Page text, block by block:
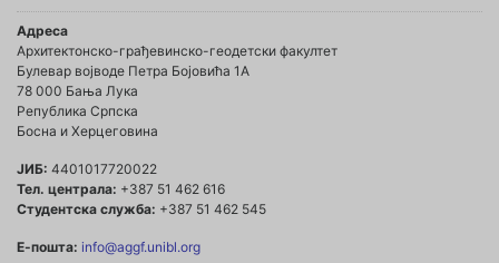
Адреса
Архитектонско-грађевинско-геодетски факултет
Булевар војводе Петра Бојовића 1A
78 000 Бања Лука
Република Српска
Босна и Херцеговина
ЈИБ: 4401017720022
Тел. централа: +387 51 462 616
Студентска служба: +387 51 462 545
Е-пошта: info@aggf.unibl.org